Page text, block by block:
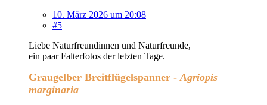
10. März 2026 um 20:08
#5
Liebe Naturfreundinnen und Naturfreunde,
ein paar Falterfotos der letzten Tage.
Graugelber Breitflügelspanner - Agriopis
marginaria